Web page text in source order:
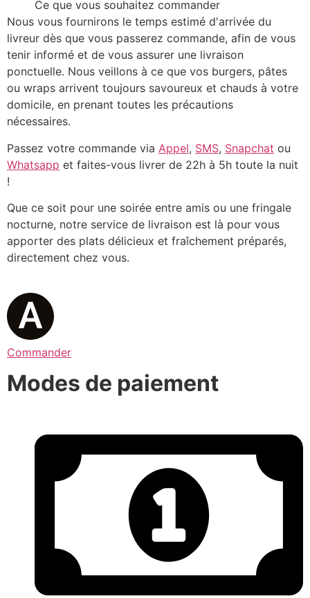
Ce que vous souhaitez commander
Nous vous fournirons le temps estimé d'arrivée du
livreur dès que vous passerez commande, afin de vous
tenir informé et de vous assurer une livraison
ponctuelle. Nous veillons à ce que vos burgers, pâtes
ou wraps arrivent toujours savoureux et chauds à votre
domicile, en prenant toutes les précautions
nécessaires.
Passez votre commande via Appel, SMS, Snapchat ou
Whatsapp et faites-vous livrer de 22h à 5h toute la nuit
!
Que ce soit pour une soirée entre amis ou une fringale
nocturne, notre service de livraison est là pour vous
apporter des plats délicieux et fraîchement préparés,
directement chez vous.
Commander
Modes de paiement